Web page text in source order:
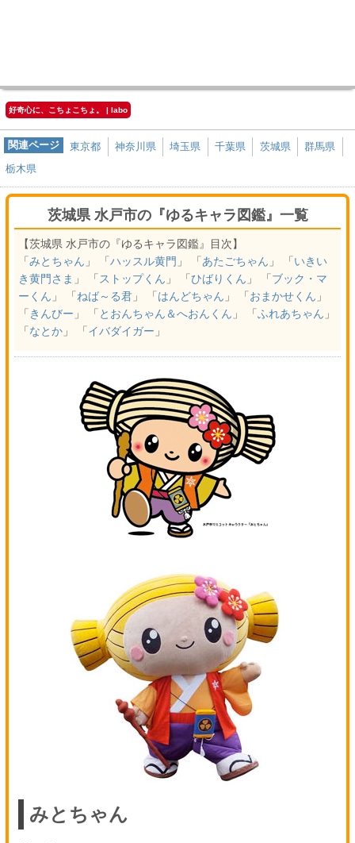
好奇心に、こちょこちょ。 | labo
関連ページ 東京都 神奈川県 埼玉県 千葉県 茨城県
群馬県
栃木県
茨城県 水戸市の『ゆるキャラ図鑑』一覧
【茨城県 水戸市の『ゆるキャラ図鑑』目次】
「 みとちゃん 」 「 ハッスル黄門 」 「 あたごちゃん 」 「 いきい
き黄門さま 」 「 ストップくん 」 「 ひばりくん 」 「 ブック・マ
ーくん 」 「 ねば～る君」 「 はんどちゃん 」 「 おまかせくん 」
「 きんびー 」 「 とおんちゃん＆へおんくん 」 「 ふれあちゃん 」
「 なとか」 「 イバダイガー 」
みとちゃん